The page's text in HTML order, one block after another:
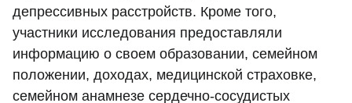
депрессивных расстройств. Кроме того,
участники исследования предоставляли
информацию о своем образовании, семейном
положении, доходах, медицинской страховке,
семейном анамнезе сердечно-сосудистых